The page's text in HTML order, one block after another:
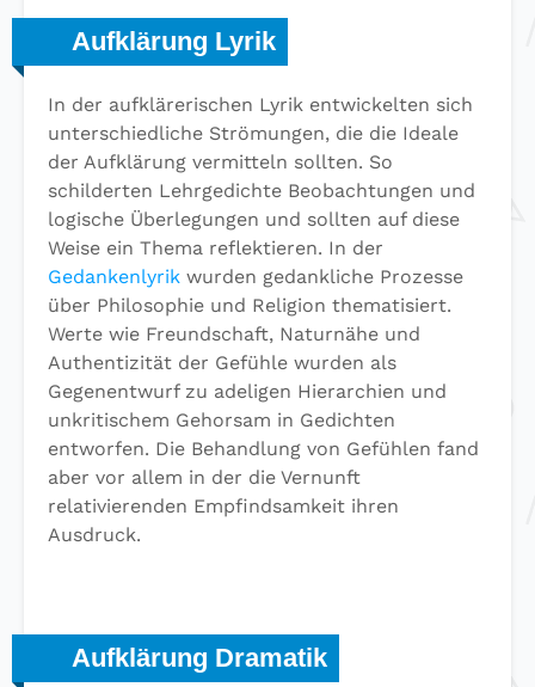
Aufklärung Lyrik
In der aufklärerischen Lyrik entwickelten sich
unterschiedliche Strömungen, die die Ideale
der Aufklärung vermitteln sollten. So
schilderten Lehrgedichte Beobachtungen und
logische Überlegungen und sollten auf diese
Weise ein Thema reflektieren. In der
Gedankenlyrik wurden gedankliche Prozesse
über Philosophie und Religion thematisiert.
Werte wie Freundschaft, Naturnähe und
Authentizität der Gefühle wurden als
Gegenentwurf zu adeligen Hierarchien und
unkritischem Gehorsam in Gedichten
entworfen. Die Behandlung von Gefühlen fand
aber vor allem in der die Vernunft
relativierenden Empfindsamkeit ihren
Ausdruck.
Aufklärung Dramatik